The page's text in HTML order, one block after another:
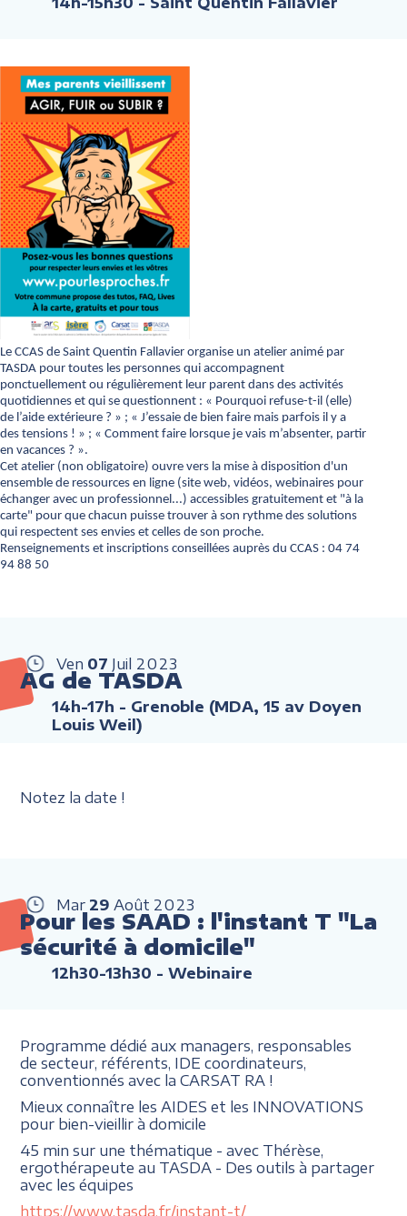
Le CCAS de Saint Quentin Fallavier organise un atelier animé par
TASDA pour toutes les personnes qui accompagnent
ponctuellement ou régulièrement leur parent dans des activités
quotidiennes et qui se questionnent : « Pourquoi refuse-t-il (elle)
de l’aide extérieure ? » ; « J’essaie de bien faire mais parfois il y a
des tensions ! » ; « Comment faire lorsque je vais m’absenter, partir
en vacances ? ».
Cet atelier (non obligatoire) ouvre vers la mise à disposition d'un
ensemble de ressources en ligne (site web, vidéos, webinaires pour
échanger avec un professionnel...) accessibles gratuitement et "à la
carte" pour que chacun puisse trouver à son rythme des solutions
qui respectent ses envies et celles de son proche.
Renseignements et inscriptions conseillées auprès du CCAS : 04 74
94 88 50
Ven 07 Juil 2023
AG de TASDA
14h-17h - Grenoble (MDA, 15 av Doyen
Louis Weil)
Notez la date !
Mar 29 Août 2023
Pour les SAAD : l'instant T "La
sécurité à domicile"
12h30-13h30 - Webinaire
Programme dédié aux managers, responsables
de secteur, référents, IDE coordinateurs,
conventionnés avec la CARSAT RA !
Mieux connaître les AIDES et les INNOVATIONS
pour bien-vieillir à domicile
45 min sur une thématique - avec Thérèse,
ergothérapeute au TASDA - Des outils à partager
avec les équipes
https://www.tasda.fr/instant-t/